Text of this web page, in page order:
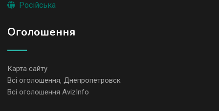
Російська
Оголошення
Карта сайту
Всі оголошення, Днепропетровск
Всі оголошення AvizInfo